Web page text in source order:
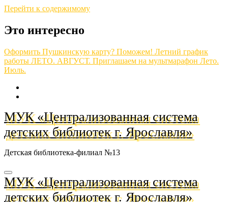
Перейти к содержимому
Это интересно
Оформить Пушкинскую карту? Поможем! Летний график
работы ЛЕТО. АВГУСТ. Приглашаем на мультмарафон Лето.
Июль.
МУК «Централизованная система
детских библиотек г. Ярославля»
Детская библиотека-филиал №13
МУК «Централизованная система
детских библиотек г. Ярославля»